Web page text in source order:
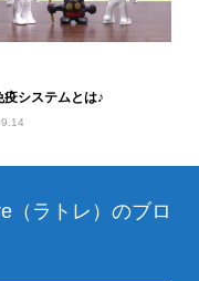
疫システムとは♪
（ラトレ）のブロ